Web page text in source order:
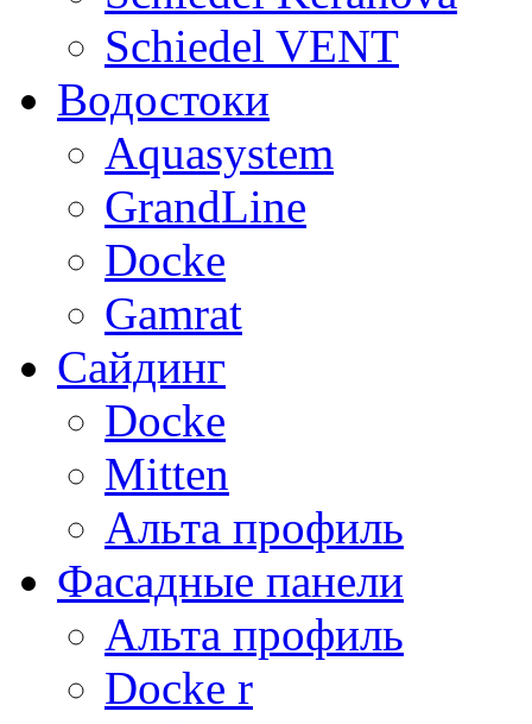
Schiedel VENT
Водостоки
Aquasystem
GrandLine
Docke
Gamrat
Сайдинг
Docke
Mitten
Альта профиль
Фасадные панели
Альта профиль
Docke r